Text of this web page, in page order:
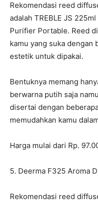
Rekomendasi reed
adalah TREBLE JS
Purifier Portable. Reed
kamu yang suka dengan
estetik untuk dipakai.
Bentuknya memang
berwarna putih saja
disertai dengan
memudahkan kamu
Harga mulai dari Rp.
5. Deerma F325 Aroma
Rekomendasi reed